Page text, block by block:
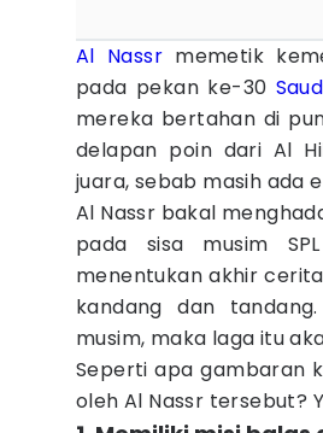
Al Nassrmemetik
pada pekan ke-30
mereka bertahan di
delapan poin dari Al
juara, sebab masih ada
Al Nassr bakal
pada sisa musim
menentukan akhir cerita
kandang dan
musim, maka laga itu
Seperti apa gambaran
oleh Al Nassr tersebut?